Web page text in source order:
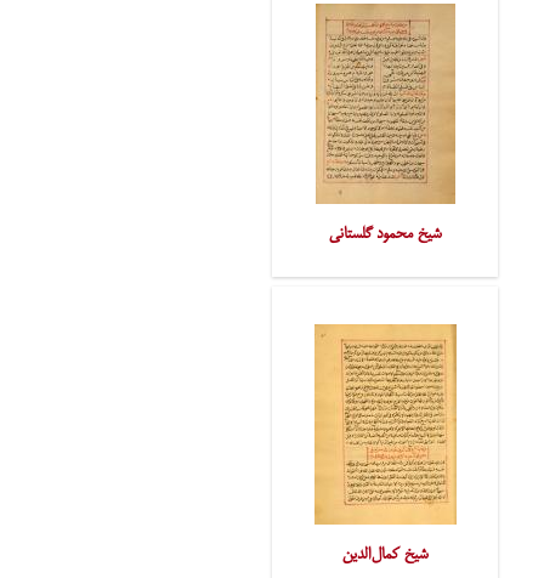
شیخ محمود گلستانی
شیخ کمال‌الدین